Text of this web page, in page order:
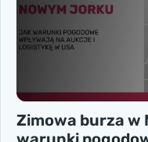
Zimowa burza w